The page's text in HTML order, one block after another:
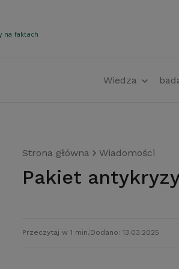
na faktach
Wiedza
Strona główna Wiadomości
Pakiet
Przeczytaj w 1 min. Dodano: 13.03.2025